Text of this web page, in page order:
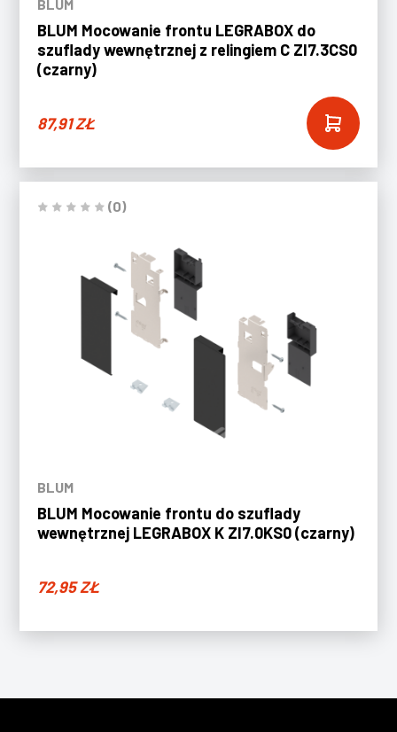
BLUM
BLUM Mocowanie frontu LEGRABOX do
szuflady wewnętrznej z relingiem C ZI7.3CS0
(czarny)
87,91ZŁ
(0)
BLUM
BLUM Mocowanie frontu do szuflady
wewnętrznej LEGRABOX K ZI7.0KS0 (czarny)
72,95ZŁ